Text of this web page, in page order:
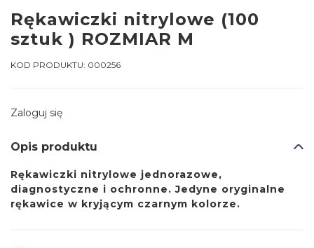
Rękawiczki nitrylowe (100
sztuk ) ROZMIAR M
KOD PRODUKTU: 000256
Zaloguj się
Opis produktu
Rękawiczki nitrylowe jednorazowe,
diagnostyczne i ochronne. Jedyne oryginalne
rękawice w kryjącym czarnym kolorze.